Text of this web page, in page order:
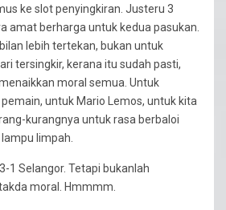
ke slot penyingkiran. Justeru 3
amat berharga untuk kedua pasukan.
lebih tertekan, bukan untuk
tersingkir, kerana itu sudah pasti,
moral semua. Untuk
untuk Mario Lemos, untuk kita
kurangnya untuk rasa berbaloi
limpah.
1 Selangor. Tetapi bukanlah
moral. Hmmmm.